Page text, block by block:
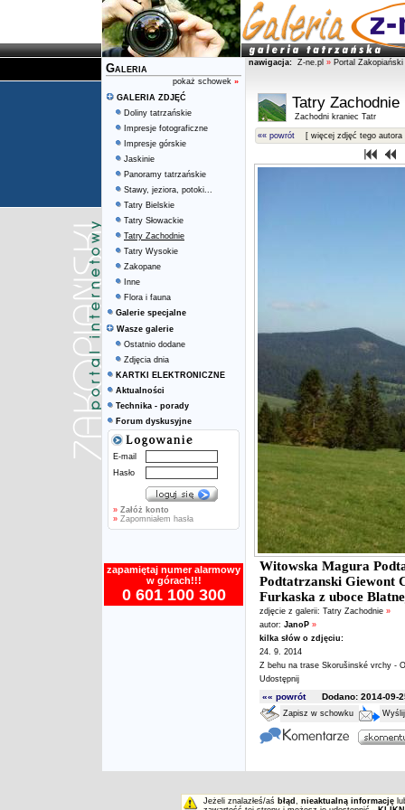
Galeria
pokaż schowek »
GALERIA ZDJĘĆ
Doliny tatrzańskie
Impresje fotograficzne
Impresje górskie
Jaskinie
Panoramy tatrzańskie
Stawy, jeziora, potoki...
Tatry Bielskie
Tatry Słowackie
Tatry Zachodnie
Tatry Wysokie
Zakopane
Inne
Flora i fauna
Galerie specjalne
Wasze galerie
Ostatnio dodane
Zdjęcia dnia
KARTKI ELEKTRONICZNE
Aktualności
Technika - porady
Forum dyskusyjne
E-mail
Hasło
» Załóż konto
» Zapomniałem hasła
zapamiętaj numer alarmowy
w górach!!!
0 601 100 300
nawigacja: Z-ne.pl » Portal Zakopiański
Tatry Zachodnie
Zachodni kraniec Tatr
«« powrót [ więcej zdjęć tego autora
Witowska Magura
Podtatrzanski Giewont
Furkaska z uboce
zdjęcie z galerii: Tatry Zachodnie »
autor: JanoP »
kilka słów o zdjęciu:
24. 9. 2014
Z behu na trase Skorušinské vrchy -
Udostępnij
«« powrótDodano: 2014-09-
Zapisz w schowku
Jeżeli znalazłeś/aś błąd , nieaktualną informację